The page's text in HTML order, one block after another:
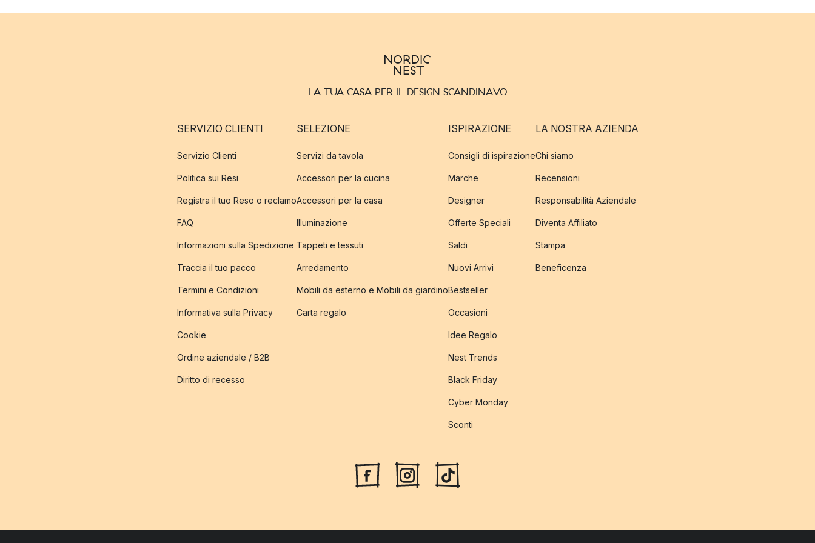
LA TUA CASA PER IL DESIGN SCANDINAVO
SERVIZIO CLIENTI
Servizio Clienti
Politica sui Resi
Registra il tuo Reso o reclamo
FAQ
Informazioni sulla Spedizione
Traccia il tuo pacco
Termini e Condizioni
Informativa sulla Privacy
Cookie
Ordine aziendale / B2B
Diritto di recesso
SELEZIONE
Servizi da tavola
Accessori per la cucina
Accessori per la casa
Illuminazione
Tappeti e tessuti
Arredamento
Mobili da esterno e Mobili da giardino
Carta regalo
ISPIRAZIONE
Consigli di ispirazione
Marche
Designer
Offerte Speciali
Saldi
Nuovi Arrivi
Bestseller
Occasioni
Idee Regalo
Nest Trends
Black Friday
Cyber Monday
Sconti
LA NOSTRA AZIENDA
Chi siamo
Recensioni
Responsabilità Aziendale
Diventa Affiliato
Stampa
Beneficenza